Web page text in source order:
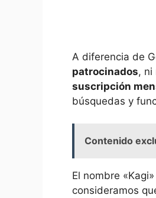
A diferencia de
patrocinados, ni
suscripción
búsquedas y
Contenido
El nombre
consideramos